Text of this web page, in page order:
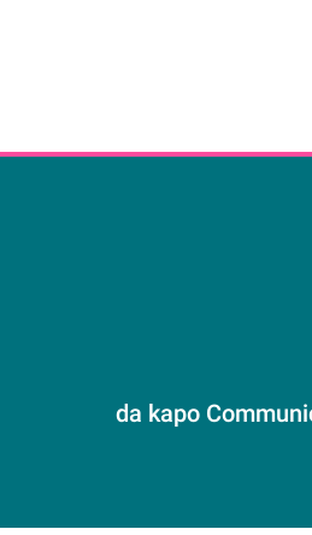
da kapo
E-Mail:mail@da-